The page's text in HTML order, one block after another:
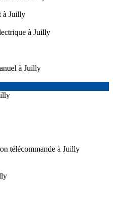
à Juilly
à Juilly
à Juilly
télécommande à Juilly